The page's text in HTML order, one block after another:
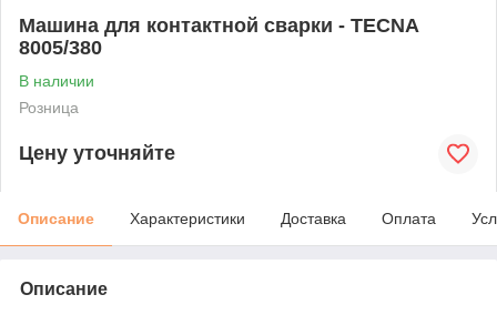
Машина для контактной сварки - TECNA
8005/380
В наличии
Розница
Цену уточняйте
Описание Характеристики Доставка Оплата
Описание